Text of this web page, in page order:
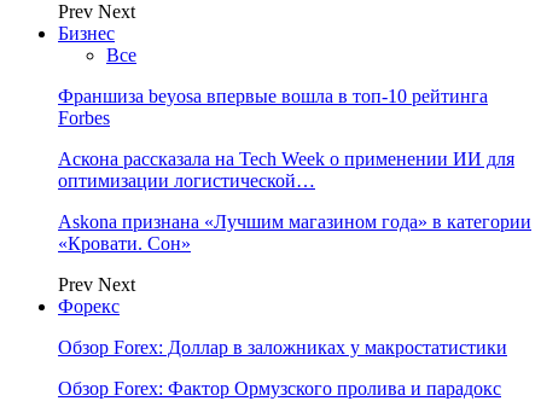
Prev Next
Бизнес
Все
Франшиза beyosa впервые вошла в топ-10 рейтинга
Forbes
Аскона рассказала на Tech Week о применении ИИ для
оптимизации логистической…
Askona признана «Лучшим магазином года» в категории
«Кровати. Сон»
Prev Next
Форекс
Обзор Forex: Доллар в заложниках у макростатистики
Обзор Forex: Фактор Ормузского пролива и парадокс